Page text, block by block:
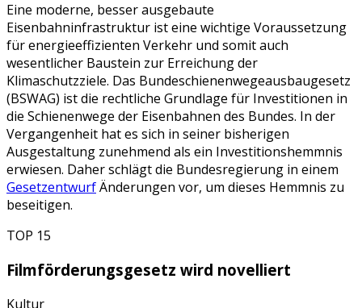
Eine moderne, besser ausgebaute
Eisenbahninfrastruktur ist eine wichtige Voraussetzung
für energieeffizienten Verkehr und somit auch
wesentlicher Baustein zur Erreichung der
Klimaschutzziele. Das Bundeschienenwegeausbaugesetz
(BSWAG) ist die rechtliche Grundlage für Investitionen in
die Schienenwege der Eisenbahnen des Bundes. In der
Vergangenheit hat es sich in seiner bisherigen
Ausgestaltung zunehmend als ein Investitionshemmnis
erwiesen. Daher schlägt die Bundesregierung in einem
GesetzentwurfÄnderungen vor, um dieses Hemmnis zu
beseitigen.
TOP 15
Filmförderungsgesetz wird novelliert
Kultur